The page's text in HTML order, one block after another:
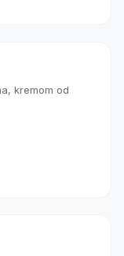
kremom od